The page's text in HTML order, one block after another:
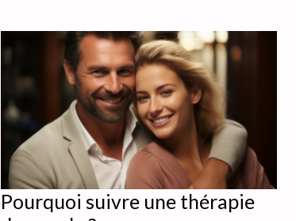
Pourquoi suivre une thérapie